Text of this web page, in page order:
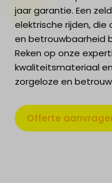
jaar garantie. Een
elektrische rijden,
en betrouwbaarheid
Reken op onze
kwaliteitsmateriaal
zorgeloze en
Offerte